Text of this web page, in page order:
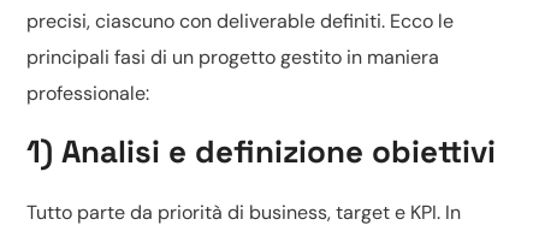
precisi, ciascuno con deliverable definiti. Ecco le
principali fasi di un progetto gestito in maniera
professionale:
1) Analisi e definizione obiettivi
Tutto parte da priorità di business, target e KPI. In